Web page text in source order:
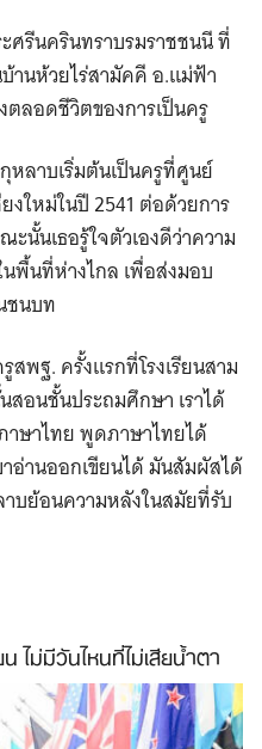
ศรีนครินทราบรมราชชนนี ที่
านห้วยไร่สามัคคี อ.แม่ฟ้า
ตลอดชีวิตของการเป็นครู
หลาบเริ่มต้นเป็นครูที่ศูนย์
งใหม่ในปี 2541 ต่อด้วยการ
ะนั้นเธอรู้ใจตัวเองดีว่าความ
พื้นที่ห่างไกล เพื่อส่งมอบ
ชนบท
สพฐ. ครั้งแรกที่โรงเรียนสาม
อนชั้นประถมศึกษา เราได้
ษาไทย พูดภาษาไทยได้
อ่านออกเขียนได้ มันสัมผัสได้
าบย้อนความหลังในสมัยที่รับ
ไม่มีวันไหนที่ไม่เสียน้ำตา